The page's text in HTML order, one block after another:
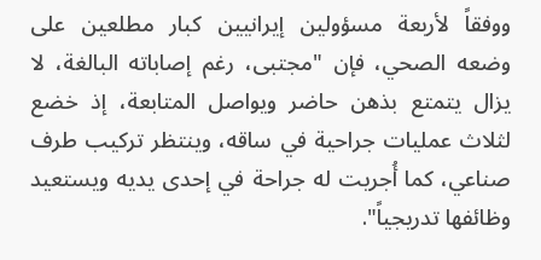
ووفقاً لأربعة مسؤولين إيرانيين كبار مطلعين على
وضعه الصحي، فإن "مجتبى، رغم إصاباته البالغة، لا
يزال يتمتع بذهن حاضر ويواصل المتابعة، إذ خضع
لثلاث عمليات جراحية في ساقه، وينتظر تركيب طرف
صناعي، كما أُجريت له جراحة في إحدى يديه ويستعيد
وظائفها تدريجياً".